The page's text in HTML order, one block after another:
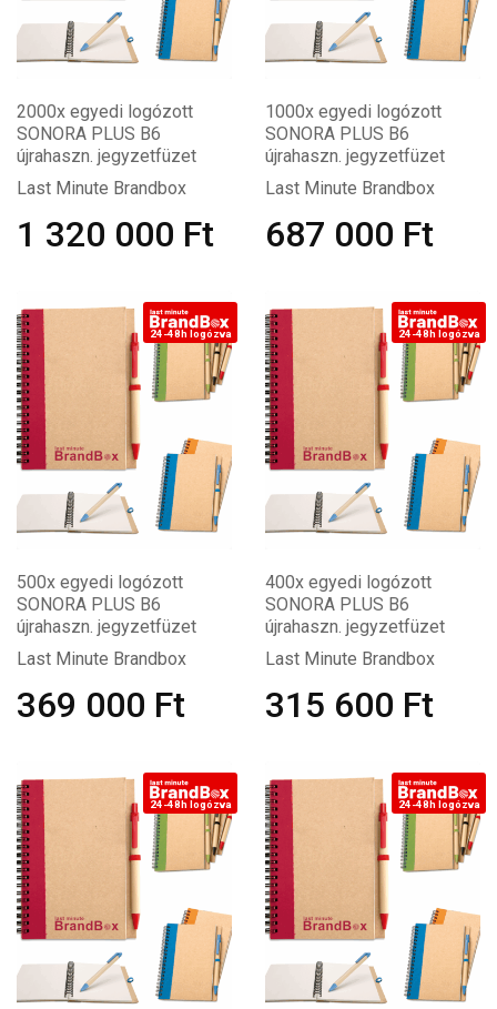
2000x egyedi logózott
SONORA PLUS B6
újrahaszn. jegyzetfüzet
Last Minute Brandbox
1 320 000 Ft
1000x egyedi logózott
SONORA PLUS B6
újrahaszn. jegyzetfüzet
Last Minute Brandbox
687 000 Ft
24-48h logózva
500x egyedi logózott
SONORA PLUS B6
újrahaszn. jegyzetfüzet
Last Minute Brandbox
369 000 Ft
24-48h logózva
400x egyedi logózott
SONORA PLUS B6
újrahaszn. jegyzetfüzet
Last Minute Brandbox
315 600 Ft
24-48h logózva 24-48h logózva